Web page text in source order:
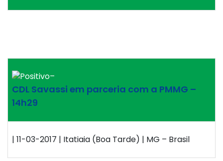
–
CDL Savassi em parceria com a PMMG –
14h29
| 11-03-2017 | Itatiaia (Boa Tarde) | MG – Brasil